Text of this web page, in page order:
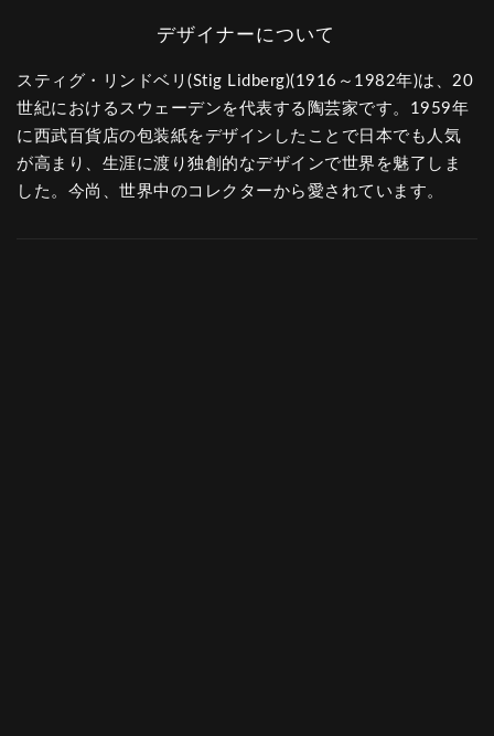
スティグ・リンドベリ(Stig Lidberg)(1916～1982年)は、20
世紀におけるスウェーデンを代表する陶芸家です。1959年
に西武百貨店の包装紙をデザインしたことで日本でも人気
が高まり、生涯に渡り独創的なデザインで世界を魅了しま
した。今尚、世界中のコレクターから愛されています。